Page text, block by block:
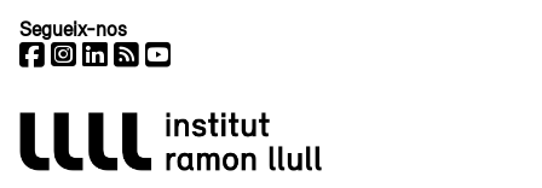
Segueix-nos